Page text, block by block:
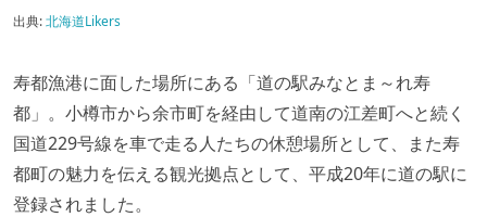
出典:北海道Likers
寿都漁港に面した場所にある「道の駅みなとま～れ寿
都」。小樽市から余市町を経由して道南の江差町へと続く
国道229号線を車で走る人たちの休憩場所として、また寿
都町の魅力を伝える観光拠点として、平成20年に道の駅に
登録されました。